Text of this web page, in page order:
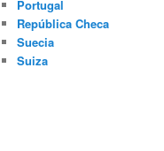
Portugal
República Checa
Suecia
Suiza